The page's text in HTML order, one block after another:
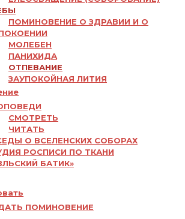
ПОМИНОВЕНИЕ О ЗДРАВИИ И О
МОЛЕБЕН
ПАНИХИДА
ОТПЕВАНИЕ
ЗАУПОКОЙНАЯ ЛИТИЯ
СМОТРЕТЬ
ЧИТАТЬ
О ВСЕЛЕНСКИХ СОБОРАХ
РОСПИСИ ПО ТКАНИ
БАТИК»
ПОМИНОВЕНИЕ